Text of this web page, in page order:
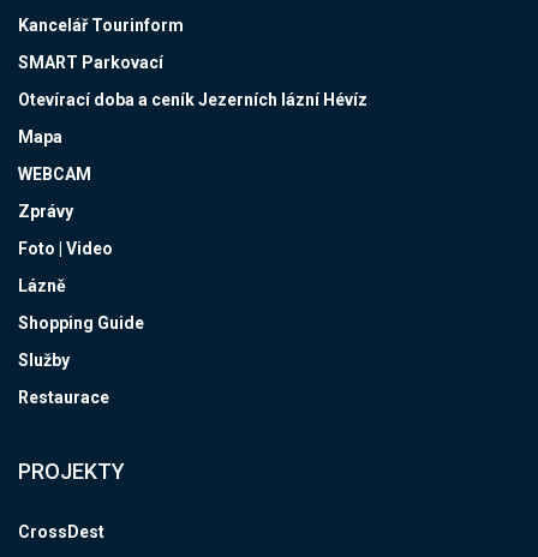
Kancelář Tourinform
SMART Parkovací
Otevírací doba a ceník Jezerních lázní Hévíz
Mapa
WEBCAM
Zprávy
Foto | Video
Lázně
Shopping Guide
Služby
Restaurace
PROJEKTY
CrossDest